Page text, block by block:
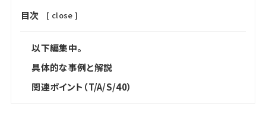
目次 [ close ]
以下編集中。
具体的な事例と解説
関連ポイント（T/A/S/40）